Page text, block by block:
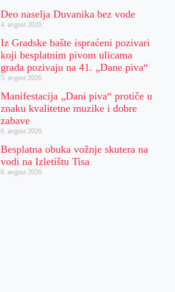
Deo naselja Duvanika bez vode
4. avgust 2026.
Iz Gradske bašte ispraćeni pozivari
koji besplatnim pivom ulicama
grada pozivaju na 41. „Dane piva“
5. avgust 2026.
Manifestacija „Dani piva“ protiče u
znaku kvalitetne muzike i dobre
zabave
6. avgust 2026.
Besplatna obuka vožnje skutera na
vodi na Izletištu Tisa
6. avgust 2026.